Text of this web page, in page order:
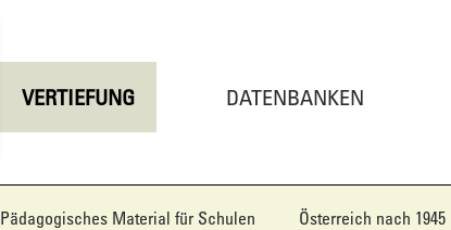
VERTIEFUNG
Pädagogisches Material für Schulen Österreich nach 1945
DATENBANKEN